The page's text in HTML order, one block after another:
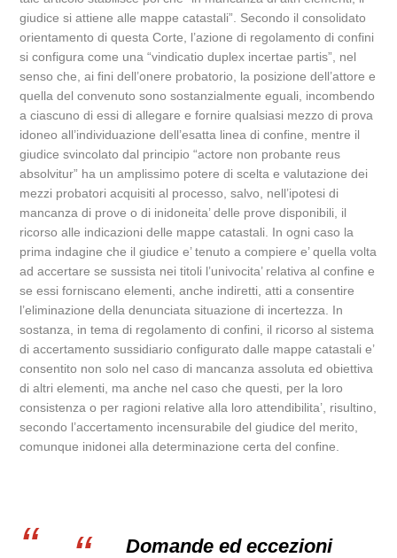
giudice si attiene alle mappe catastali”. Secondo il consolidato
orientamento di questa Corte, l’azione di regolamento di confini
si configura come una “vindicatio duplex incertae partis”, nel
senso che, ai fini dell’onere probatorio, la posizione dell’attore e
quella del convenuto sono sostanzialmente eguali, incombendo
a ciascuno di essi di allegare e fornire qualsiasi mezzo di prova
idoneo all’individuazione dell’esatta linea di confine, mentre il
giudice svincolato dal principio “actore non probante reus
absolvitur” ha un amplissimo potere di scelta e valutazione dei
mezzi probatori acquisiti al processo, salvo, nell’ipotesi di
mancanza di prove o di inidoneita’ delle prove disponibili, il
ricorso alle indicazioni delle mappe catastali. In ogni caso la
prima indagine che il giudice e’ tenuto a compiere e’ quella volta
ad accertare se sussista nei titoli l’univocita’ relativa al confine e
se essi forniscano elementi, anche indiretti, atti a consentire
l’eliminazione della denunciata situazione di incertezza. In
sostanza, in tema di regolamento di confini, il ricorso al sistema
di accertamento sussidiario configurato dalle mappe catastali e’
consentito non solo nel caso di mancanza assoluta ed obiettiva
di altri elementi, ma anche nel caso che questi, per la loro
consistenza o per ragioni relative alla loro attendibilita’, risultino,
secondo l’accertamento incensurabile del giudice del merito,
comunque inidonei alla determinazione certa del confine.
Domande ed eccezioni